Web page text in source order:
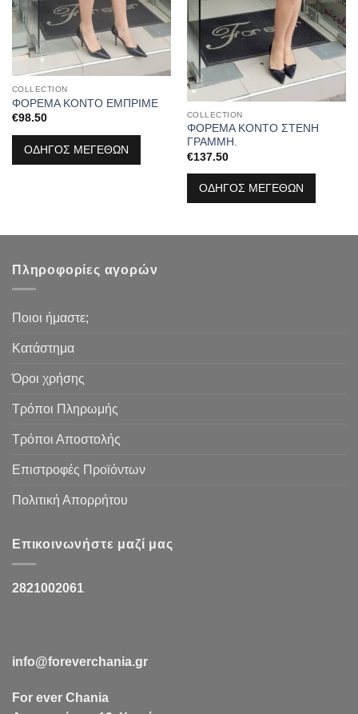
COLLECTION
ΦΟΡΕΜΑ ΚΟΝΤΟ ΕΜΠΡΙΜΕ
€98.50
ΟΔΗΓΟΣ ΜΕΓΕΘΩΝ
COLLECTION
ΦΟΡΕΜΑ ΚΟΝΤΟ ΣΤΕΝΗ
ΓΡΑΜΜΗ.
€137.50
ΟΔΗΓΟΣ ΜΕΓΕΘΩΝ
Πληροφορίες αγορών
Ποιοι ήμαστε;
Κατάστημα
Όροι χρήσης
Τρόποι Πληρωμής
Τρόποι Αποστολής
Επιστροφές Προϊόντων
Πολιτική Απορρήτου
Επικοινωνήστε μαζί μας
2821002061
info@foreverchania.gr
For ever Chania